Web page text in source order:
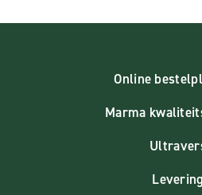
Online
Marma
Levering